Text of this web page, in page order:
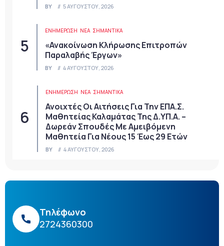
BY 5 ΑΥΓΟΎΣΤΟΥ, 2026
ΕΝΗΜΕΡΩΣΗ ΝΈΑ ΣΗΜΑΝΤΙΚΆ
«Ανακοίνωση Κλήρωσης Επιτροπών
Παραλαβής Έργων»
BY 4 ΑΥΓΟΎΣΤΟΥ, 2026
ΕΝΗΜΕΡΩΣΗ ΝΈΑ ΣΗΜΑΝΤΙΚΆ
Ανοιχτές Οι Αιτήσεις Για Την ΕΠΑ.Σ.
Μαθητείας Καλαμάτας Της Δ.ΥΠ.Α. –
Δωρεάν Σπουδές Με Αμειβόμενη
Μαθητεία Για Νέους 15 Έως 29 Ετών
BY 4 ΑΥΓΟΎΣΤΟΥ, 2026
Τηλέφωνο
2724360300